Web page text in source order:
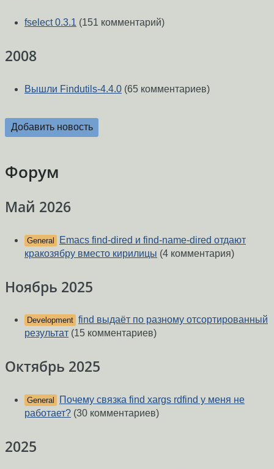
fselect 0.3.1 (151 комментарий)
2008
Вышли Findutils-4.4.0 (65 комментариев)
Добавить новость
Форум
Май 2026
General
Emacs find-dired и find-name-dired отдают
кракозябру вместо кирилицы (4 комментария)
Ноябрь 2025
Development find выдаёт по разному отсортированный
результат (15 комментариев)
Октябрь 2025
General
Почему связка find xargs rdfind у меня не
работает? (30 комментариев)
2025